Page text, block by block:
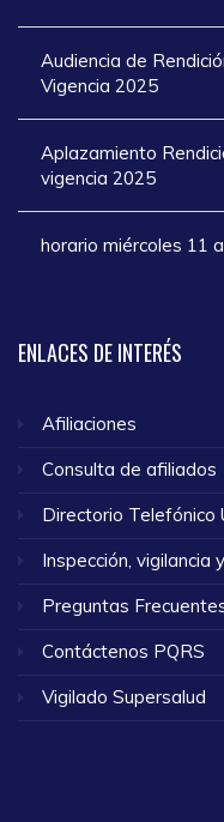
Audiencia de
Vigencia 2025
Aplazamiento
vigencia 2025
horario miércoles 11
ENLACES DE INTERÉS
Afiliaciones
Consulta de afiliados
Directorio Telefónico
Inspección, vigilancia
Preguntas
Contáctenos PQRS
Vigilado Supersalud